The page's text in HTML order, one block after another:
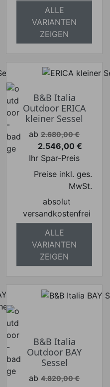
ALLE
VARIANTEN
ZEIGEN
B&B Italia
Outdoor ERICA
kleiner Sessel
Verkaufspreis
ab 2.680,00 €
Preis
2.546,00 €
Ihr Spar-Preis
Preise inkl. ges.
MwSt.
absolut
versandkostenfrei
ALLE
VARIANTEN
ZEIGEN
B&B Italia
Outdoor BAY
Sessel
Verkaufspreis
ab 4.820,00 €